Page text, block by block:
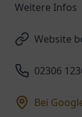
Weitere Infos
Website
02306
Bei